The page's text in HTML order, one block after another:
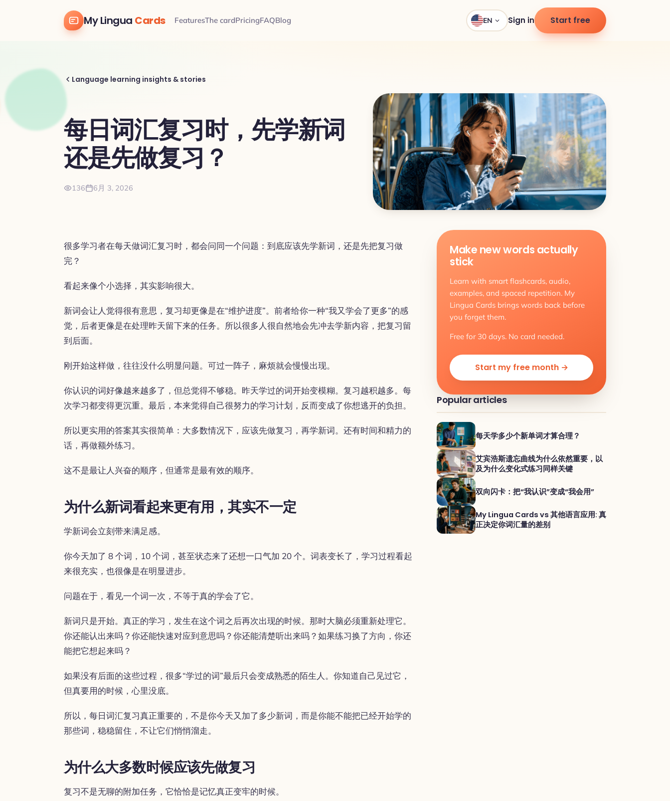
My Lingua Cards FeaturesThe cardPricingFAQBlog EN Sign in Start free
Language learning insights & stories
每日词汇复习时，先学新词
还是先做复习？
136 6月 3, 2026
很多学习者在每天做词汇复习时，都会问同一个问题：到底应该先学新词，还是先把复习做
完？
看起来像个小选择，其实影响很大。
新词会让人觉得很有意思，复习却更像是在“维护进度”。前者给你一种“我又学会了更多”的感
觉，后者更像是在处理昨天留下来的任务。所以很多人很自然地会先冲去学新内容，把复习留
到后面。
刚开始这样做，往往没什么明显问题。可过一阵子，麻烦就会慢慢出现。
你认识的词好像越来越多了，但总觉得不够稳。昨天学过的词开始变模糊。复习越积越多。每
次学习都变得更沉重。最后，本来觉得自己很努力的学习计划，反而变成了你想逃开的负担。
所以更实用的答案其实很简单：大多数情况下，应该先做复习，再学新词。还有时间和精力的
话，再做额外练习。
这不是最让人兴奋的顺序，但通常是最有效的顺序。
为什么新词看起来更有用，其实不一定
学新词会立刻带来满足感。
你今天加了 8 个词，10 个词，甚至状态来了还想一口气加 20 个。词表变长了，学习过程看起
来很充实，也很像是在明显进步。
问题在于，看见一个词一次，不等于真的学会了它。
新词只是开始。真正的学习，发生在这个词之后再次出现的时候。那时大脑必须重新处理它。
你还能认出来吗？你还能快速对应到意思吗？你还能清楚听出来吗？如果练习换了方向，你还
能把它想起来吗？
如果没有后面的这些过程，很多“学过的词”最后只会变成熟悉的陌生人。你知道自己见过它，
但真要用的时候，心里没底。
所以，每日词汇复习真正重要的，不是你今天又加了多少新词，而是你能不能把已经开始学的
那些词，稳稳留住，不让它们悄悄溜走。
为什么大多数时候应该先做复习
复习不是无聊的附加任务，它恰恰是记忆真正变牢的时候。
Make new words actually
stick
Learn with smart flashcards, audio,
examples, and spaced repetition. My
Lingua Cards brings words back before
you forget them.
Free for 30 days. No card needed.
Start my free month →
Popular articles
每天学多少个新单词才算合理？
艾宾浩斯遗忘曲线为什么依然重要，以
及为什么变化式练习同样关键
双向闪卡：把“我认识”变成“我会用”
My Lingua Cards vs 其他语言应用: 真
正决定你词汇量的差别